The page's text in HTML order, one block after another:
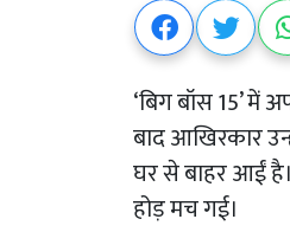
‘बिग बॉस 15’ में
बाद आखिरकार
घर से बाहर आईं
होड़ मच गई।